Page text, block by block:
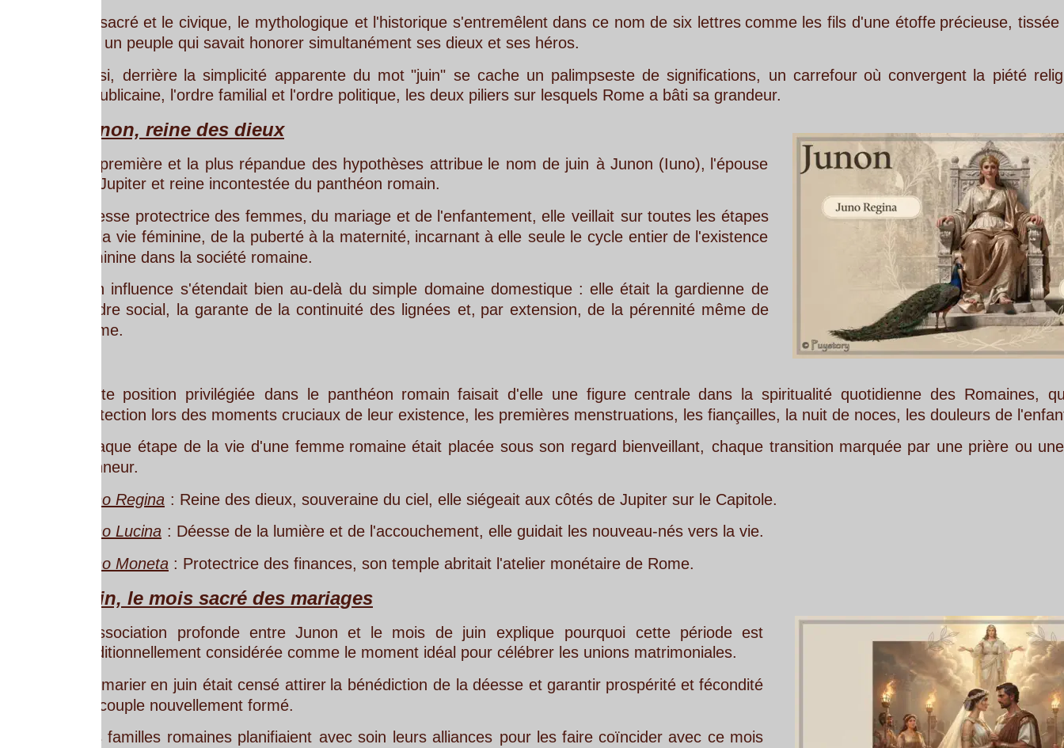
civique, le mythologique et l'historique s'entremêlent dans ce nom de six lettres comme les fils d'une étoffe précieuse, tissée au fil des
peuple qui savait honorer simultanément ses dieux et ses héros.
simplicité apparente du mot "juin" se cache un palimpseste de significations, un carrefour où convergent la piété religieuse et la
l'ordre familial et l'ordre politique, les deux piliers sur lesquels Rome a bâti sa grandeur.
reine des dieux
plus répandue des hypothèses attribue le nom de juin à Junon (Iuno), l'épouse
et reine incontestée du panthéon romain.
protectrice des femmes, du mariage et de l'enfantement, elle veillait sur toutes les étapes
féminine, de la puberté à la maternité, incarnant à elle seule le cycle entier de l'existence
dans la société romaine.
s'étendait bien au-delà du simple domaine domestique : elle était la gardienne de
garante de la continuité des lignées et, par extension, de la pérennité même de
privilégiée dans le panthéon romain faisait d'elle une figure centrale dans la spiritualité quotidienne des Romaines, qui invoquaient
lors des moments cruciaux de leur existence, les premières menstruations, les fiançailles, la nuit de noces, les douleurs de l'enfantement.
la vie d'une femme romaine était placée sous son regard bienveillant, chaque transition marquée par une prière ou une offrande en
: Reine des dieux, souveraine du ciel, elle siégeait aux côtés de Jupiter sur le Capitole.
: Déesse de la lumière et de l'accouchement, elle guidait les nouveau-nés vers la vie.
: Protectrice des finances, son temple abritait l'atelier monétaire de Rome.
le mois sacré des mariages
profonde entre Junon et le mois de juin explique pourquoi cette période
est
considérée comme le moment idéal pour célébrer les unions matrimoniales.
était censé attirer la bénédiction de la déesse et garantir prospérité et fécondité
nouvellement formé.
romaines planifiaient avec soin leurs alliances pour les faire coïncider avec ce mois